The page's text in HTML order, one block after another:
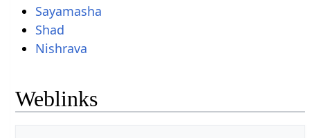
Sayamasha
Shad
Nishrava
Weblinks